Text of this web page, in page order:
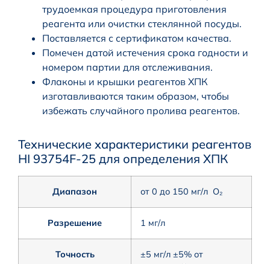
трудоемкая процедура приготовления
реагента или очистки стеклянной посуды.
Поставляется с сертификатом качества.
Помечен датой истечения срока годности и
номером партии для отслеживания.
Флаконы и крышки реагентов ХПК
изготавливаются таким образом, чтобы
избежать случайного пролива реагентов.
Технические характеристики реагентов
HI 93754F-25 для определения ХПК
Диапазон от 0 до 150 мг/л O₂
Разрешение 1 мг/л
Точность
±5 мг/л ±5% от